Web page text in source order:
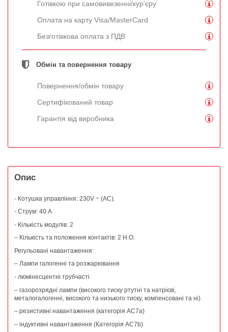
Готівкою при самовивезенні/кур'єру
Оплата на карту Visa/MasterCard
Безготівкова оплата з ПДВ
Обмін та повернення товару
Повернення/обмін товару
Сертифікований товар
Гарантія від виробника
Опис
- Котушка управління: 230V ~ (AC).
- Струм: 40 А
- Кількість модулів: 2
– Кількість та положення контактів: 2 Н.О.
Регульовані навантаження:
– Лампи галогенні та розжарювання
- люмінесцентні трубчасті
– газорозрядні лампи (високого тиску ртутні та натрієві,
металогалогенні, високого та низького тиску, компенсовані та ні)
– резистивні навантаження (категорія AC7a)
– індуктивні навантаження (Категорія AC7b)